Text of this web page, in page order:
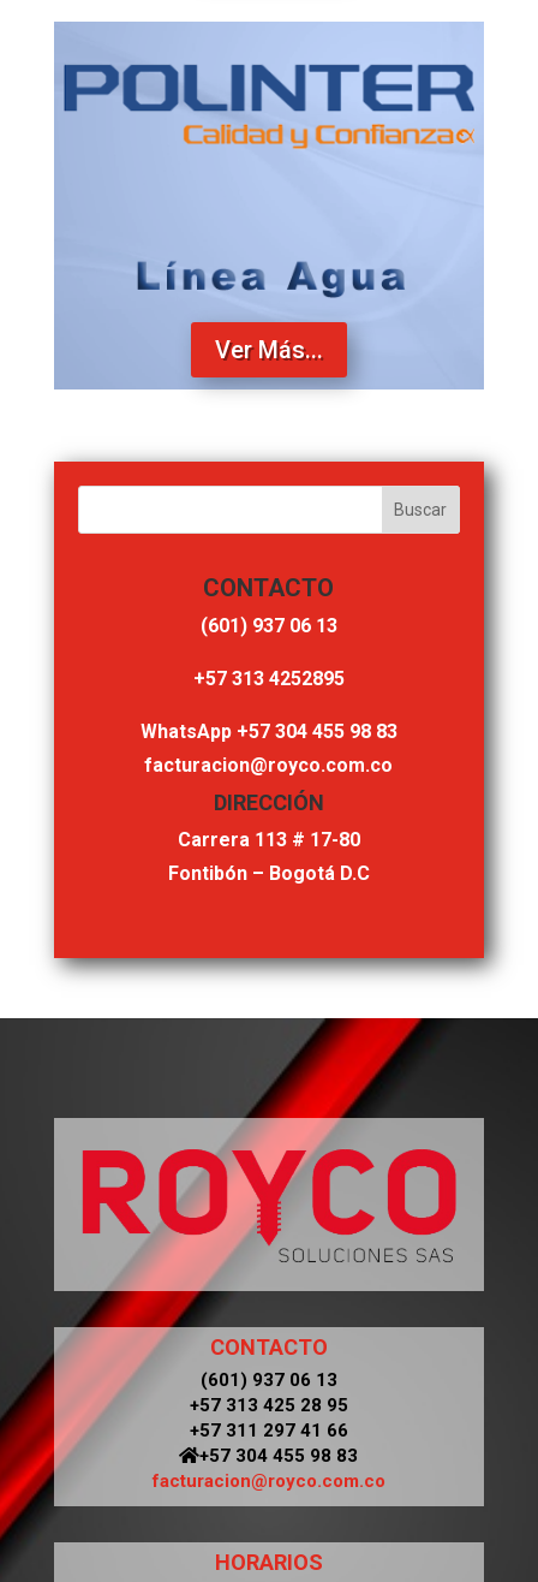
Ver Más...
CONTACTO
‎(601) 937 06 13
‎+57 313 4252895
WhatsApp +57 304 455 98 83
facturacion@royco.com.co
DIRECCIÓN
Carrera 113 # 17-80
Fontibón – Bogotá D.C
CONTACTO
(601) 937 06 13
+57 313 425 28 95
+57 311 297 41 66
+57 304 455 98 83
facturacion@royco.com.co
HORARIOS